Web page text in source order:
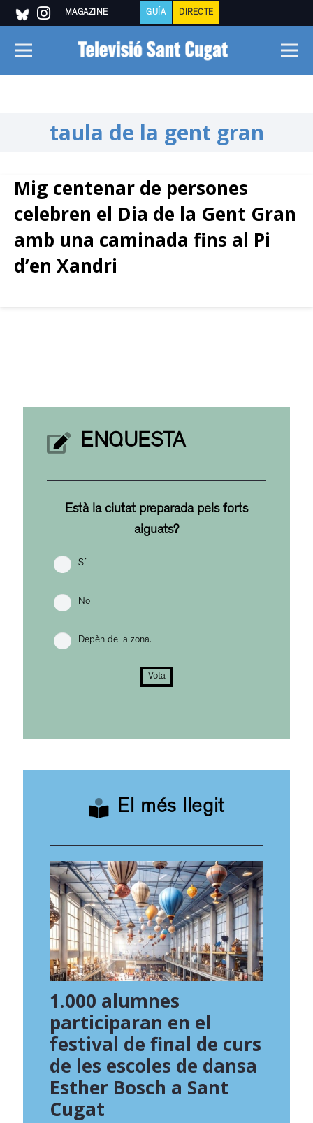
MAGAZINE GUÍA DIRECTE
taula de la gent gran
Mig centenar de persones
celebren el Dia de la Gent Gran
amb una caminada fins al Pi
d’en Xandri
ENQUESTA
Està la ciutat preparada pels forts
aiguats?
Sí
No
Depèn de la zona.
Vota
El més llegit
1.000 alumnes
participaran en el
festival de final de curs
de les escoles de dansa
Esther Bosch a Sant
Cugat